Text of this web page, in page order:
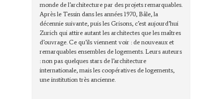
monde de l’architecture par des projets remarquables.
Après le Tessin dans les années 1970, Bâle, la
décennie suivante, puis les Grisons, c’est aujourd’hui
Zurich qui attire autant les architectes que les maîtres
d’ouvrage. Ce qu’ils viennent voir : de nouveaux et
remarquables ensembles de logements. Leurs auteurs
: non pas quelques stars de l’architecture
internationale, mais les coopératives de logements,
une institution très ancienne.